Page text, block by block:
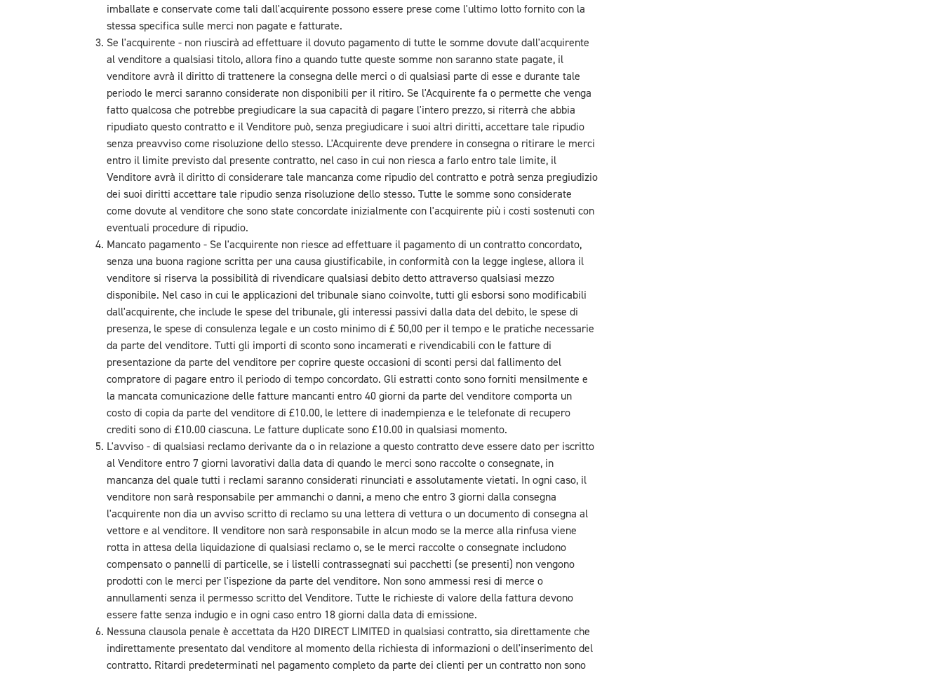
imballate e conservate come tali dall'acquirente possono essere prese come l'ultimo lotto fornito con la
stessa specifica sulle merci non pagate e fatturate.
Se l'acquirente - non riuscirà ad effettuare il dovuto pagamento di tutte le somme dovute dall'acquirente
al venditore a qualsiasi titolo, allora fino a quando tutte queste somme non saranno state pagate, il
venditore avrà il diritto di trattenere la consegna delle merci o di qualsiasi parte di esse e durante tale
periodo le merci saranno considerate non disponibili per il ritiro. Se l'Acquirente fa o permette che venga
fatto qualcosa che potrebbe pregiudicare la sua capacità di pagare l'intero prezzo, si riterrà che abbia
ripudiato questo contratto e il Venditore può, senza pregiudicare i suoi altri diritti, accettare tale ripudio
senza preavviso come risoluzione dello stesso. L'Acquirente deve prendere in consegna o ritirare le merci
entro il limite previsto dal presente contratto, nel caso in cui non riesca a farlo entro tale limite, il
Venditore avrà il diritto di considerare tale mancanza come ripudio del contratto e potrà senza pregiudizio
dei suoi diritti accettare tale ripudio senza risoluzione dello stesso. Tutte le somme sono considerate
come dovute al venditore che sono state concordate inizialmente con l'acquirente più i costi sostenuti con
eventuali procedure di ripudio.
Mancato pagamento - Se l'acquirente non riesce ad effettuare il pagamento di un contratto concordato,
senza una buona ragione scritta per una causa giustificabile, in conformità con la legge inglese, allora il
venditore si riserva la possibilità di rivendicare qualsiasi debito detto attraverso qualsiasi mezzo
disponibile. Nel caso in cui le applicazioni del tribunale siano coinvolte, tutti gli esborsi sono modificabili
dall'acquirente, che include le spese del tribunale, gli interessi passivi dalla data del debito, le spese di
presenza, le spese di consulenza legale e un costo minimo di £ 50,00 per il tempo e le pratiche necessarie
da parte del venditore. Tutti gli importi di sconto sono incamerati e rivendicabili con le fatture di
presentazione da parte del venditore per coprire queste occasioni di sconti persi dal fallimento del
compratore di pagare entro il periodo di tempo concordato. Gli estratti conto sono forniti mensilmente e
la mancata comunicazione delle fatture mancanti entro 40 giorni da parte del venditore comporta un
costo di copia da parte del venditore di £10.00, le lettere di inadempienza e le telefonate di recupero
crediti sono di £10.00 ciascuna. Le fatture duplicate sono £10.00 in qualsiasi momento.
L'avviso - di qualsiasi reclamo derivante da o in relazione a questo contratto deve essere dato per iscritto
al Venditore entro 7 giorni lavorativi dalla data di quando le merci sono raccolte o consegnate, in
mancanza del quale tutti i reclami saranno considerati rinunciati e assolutamente vietati. In ogni caso, il
venditore non sarà responsabile per ammanchi o danni, a meno che entro 3 giorni dalla consegna
l'acquirente non dia un avviso scritto di reclamo su una lettera di vettura o un documento di consegna al
vettore e al venditore. Il venditore non sarà responsabile in alcun modo se la merce alla rinfusa viene
rotta in attesa della liquidazione di qualsiasi reclamo o, se le merci raccolte o consegnate includono
compensato o pannelli di particelle, se i listelli contrassegnati sui pacchetti (se presenti) non vengono
prodotti con le merci per l'ispezione da parte del venditore. Non sono ammessi resi di merce o
annullamenti senza il permesso scritto del Venditore. Tutte le richieste di valore della fattura devono
essere fatte senza indugio e in ogni caso entro 18 giorni dalla data di emissione.
Nessuna clausola penale è accettata da H2O DIRECT LIMITED in qualsiasi contratto, sia direttamente che
indirettamente presentato dal venditore al momento della richiesta di informazioni o dell'inserimento del
contratto. Ritardi predeterminati nel pagamento completo da parte dei clienti per un contratto non sono